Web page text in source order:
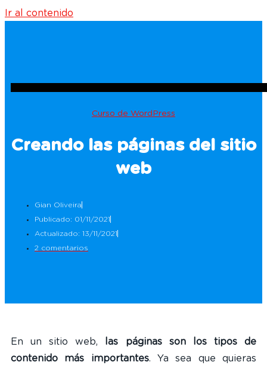
Ir al contenido
Curso de WordPress
Creando las páginas del sitio
web
Gian Oliveira
Publicado: 01/11/2021
Actualizado: 13/11/2021
2 comentarios
En un sitio web,
las páginas son los tipos de
contenido más importantes. Ya sea que quieras